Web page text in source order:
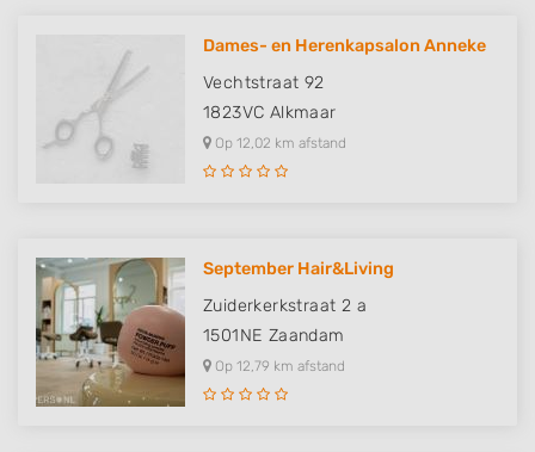
Dames- en Herenkapsalon Anneke
Vechtstraat 92
1823VC Alkmaar
Op 12,02 km afstand
September Hair&Living
Zuiderkerkstraat 2 a
1501NE Zaandam
Op 12,79 km afstand